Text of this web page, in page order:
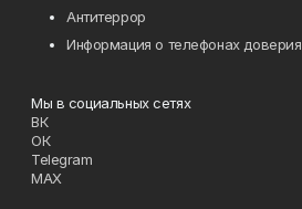
Антитеррор
Информация о телефонах доверия
Мы в социальных сетях
ВК
ОК
Telegram
MAX